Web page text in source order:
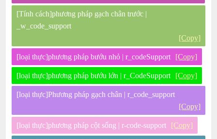
[Tính cách]phương pháp gạch chân trước |
_w_code_support
[Copy]
[loại thực]phương pháp bướu nhỏ | r_codeSupport [Copy]
[loại thực]phương pháp bướu lớn | r_CodeSupport [Copy]
[loại thực]Phương pháp gạch chân | r_code_support
[Copy]
[loại thực]phương pháp cột sống | r-code-support [Copy]